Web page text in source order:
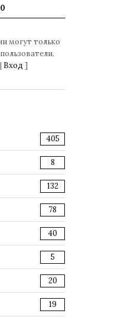
0
могут только
Вход ]
405
8
132
78
40
5
20
19